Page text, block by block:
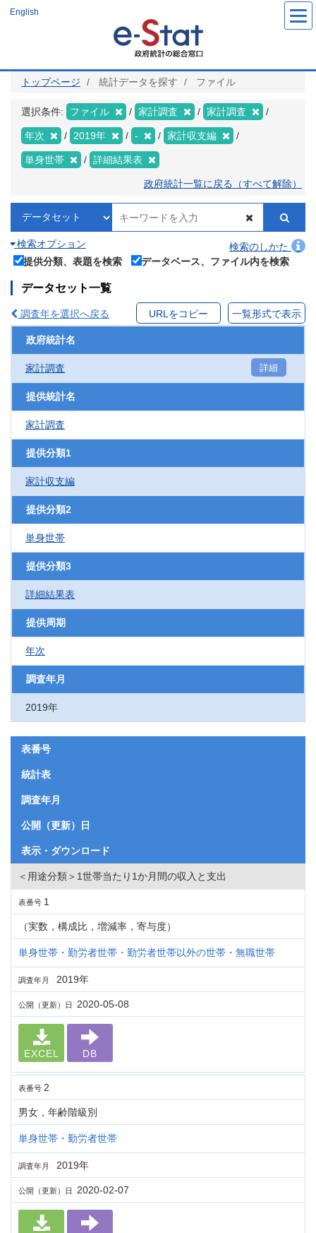
ツ
English
トップページ 統計データを探す ファイル
選択条件: ファイル 家計調査 家計調査
年次 2019年 - 家計収支編
単身世帯 詳細結果表
政府統計一覧に戻る（すべて解除）
検索オプション
検索のしかた
提供分類、表題を検索
データベース、ファイル内を検索
データセット一覧
調査年を選択へ戻る URLをコピー 一覧形式で表示
政府統計名
家計調査 詳細
提供統計名
家計調査
提供分類1
家計収支編
提供分類2
単身世帯
提供分類3
詳細結果表
提供周期
年次
調査年月
2019年
表番号
統計表
調査年月
公開（更新）日
表示・ダウンロード
＜用途分類＞1世帯当たり1か月間の収入と支出
表番号 1
（実数，構成比，増減率，寄与度）
単身世帯・勤労者世帯・勤労者世帯以外の世帯・無職世帯
調査年月 2019年
公開（更新）日 2020-05-08
EXCEL DB
表番号 2
男女，年齢階級別
単身世帯・勤労者世帯
調査年月 2019年
公開（更新）日 2020-02-07